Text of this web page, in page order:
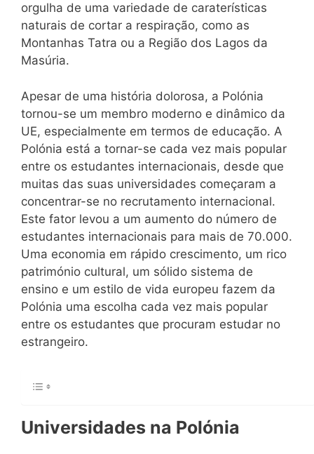
orgulha de uma variedade de caraterísticas
naturais de cortar a respiração, como as
Montanhas Tatra ou a Região dos Lagos da
Masúria.
Apesar de uma história dolorosa, a Polónia
tornou-se um membro moderno e dinâmico da
UE, especialmente em termos de educação. A
Polónia está a tornar-se cada vez mais popular
entre os estudantes internacionais, desde que
muitas das suas universidades começaram a
concentrar-se no recrutamento internacional.
Este fator levou a um aumento do número de
estudantes internacionais para mais de 70.000.
Uma economia em rápido crescimento, um rico
património cultural, um sólido sistema de
ensino e um estilo de vida europeu fazem da
Polónia uma escolha cada vez mais popular
entre os estudantes que procuram estudar no
estrangeiro.
Universidades na Polónia